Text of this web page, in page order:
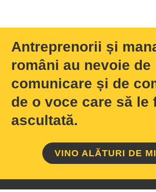
Antreprenorii și
români au nevoie de
comunicare și de
de o voce care să le
ascultată.
VINO ALĂTURI DE